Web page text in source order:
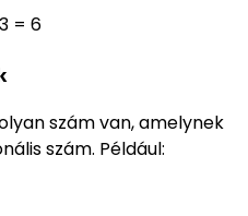
= 6
szám van, amelynek
szám. Például: